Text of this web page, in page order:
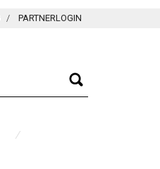
PARTNERLOGIN